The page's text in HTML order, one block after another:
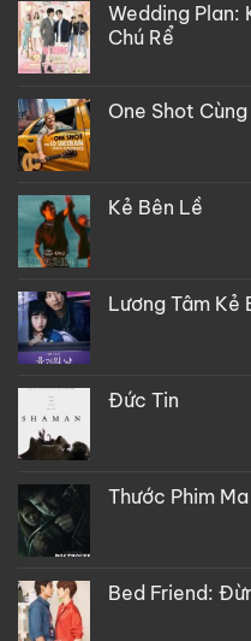
Wedding Plan:
Chú Rể
One Shot
Kẻ Bên Lề
Lương Tâm Kẻ
Đức Tin
Thước Phim
Bed Friend: